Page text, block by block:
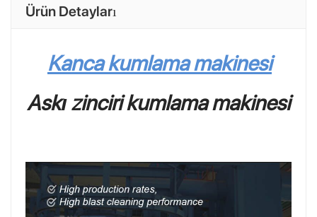
Ürün Detayları
Kanca kumlama makinesi
Askı zinciri kumlama makinesi